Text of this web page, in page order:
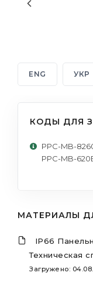
ENG УКР
КОДЫ ДЛЯ
PPC-MB-
PPC-MB-
МАТЕРИАЛЫ
IP66
Техническая
Загружено: